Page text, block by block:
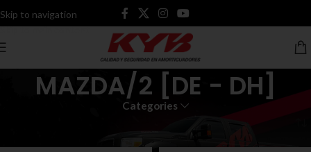
Skip to navigation
Skip to main content
MAZDA/2 [DE - DH]
Categories